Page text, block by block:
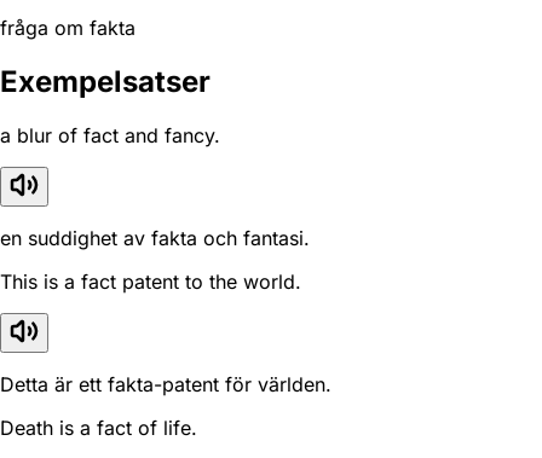
fråga om fakta
Exempelsatser
a blur of fact and fancy.
en suddighet av fakta och fantasi.
This is a fact patent to the world.
Detta är ett fakta-patent för världen.
Death is a fact of life.